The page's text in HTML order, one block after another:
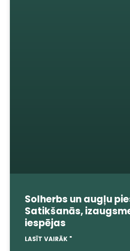
Solherbs un augļu
Satikšanās,
iespējas
LASĪT VAIRĀK "